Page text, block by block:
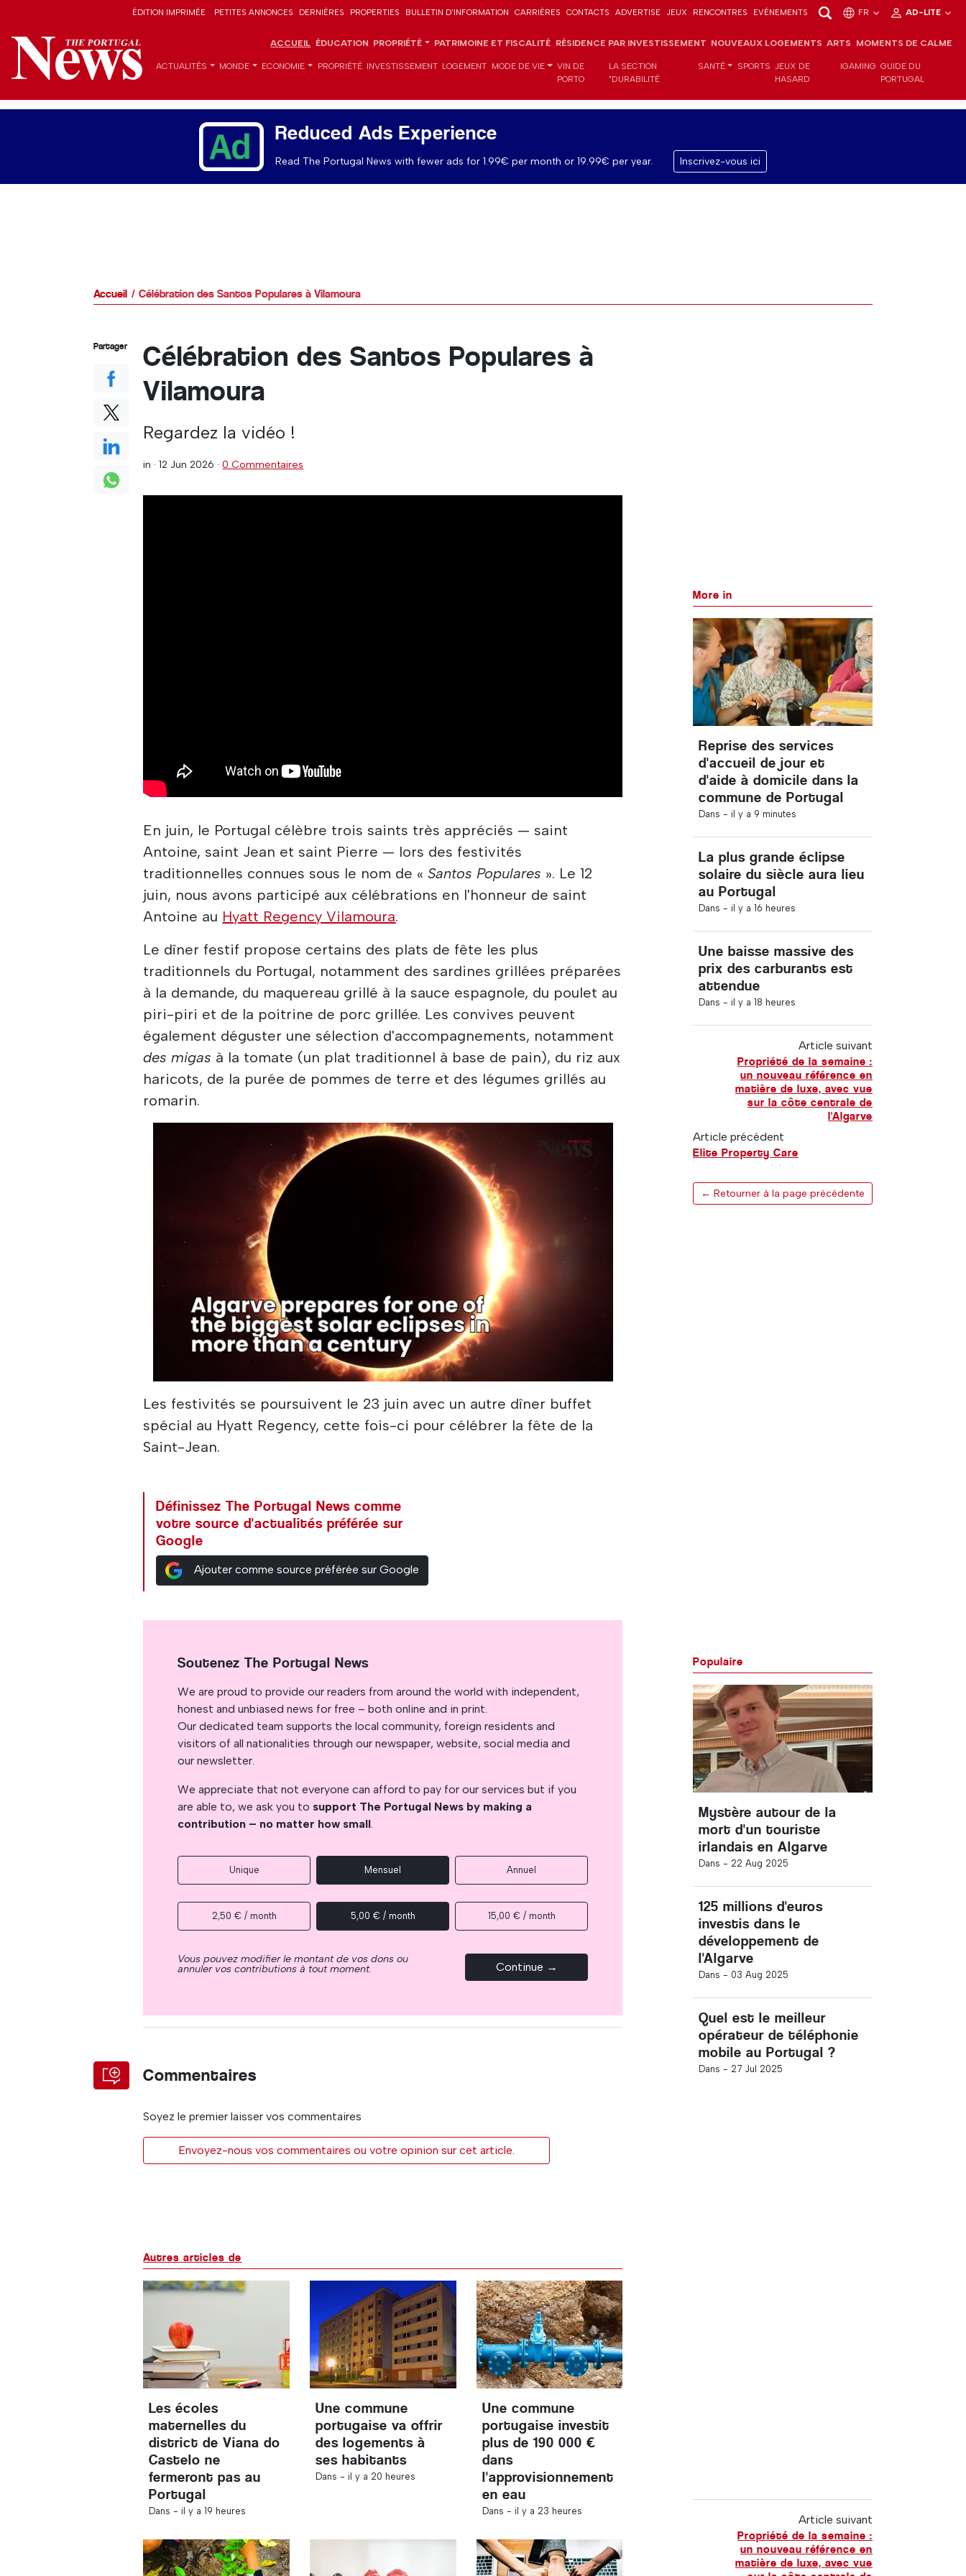
ÉDITION IMPRIMÉE PETITES ANNONCES DERNIÈRES PROPERTIES BULLETIN D'INFORMATION CARRIÈRES CONTACTS ADVERTISE JEUX RENCONTRES EVÉNEMENTS FR AD-LITE
ACCUEIL ÉDUCATION PROPRIÉTÉ PATRIMOINE ET FISCALITÉ RÉSIDENCE PAR INVESTISSEMENT NOUVEAUX LOGEMENTS ARTS MOMENTS DE CALME
ACTUALITÉS MONDE ECONOMIE PROPRIÉTÉ INVESTISSEMENT LOGEMENT MODE DE VIE
VIN DE
PORTO
LA SECTION
"DURABILITÉ
SANTÉ SPORTS JEUX DE
HASARD
IGAMING GUIDE DU
PORTUGAL
Reduced Ads Experience
Read The Portugal News with fewer ads for 1.99€ per month or 19.99€ per year. Inscrivez-vous ici
Accueil Célébration des Santos Populares à Vilamoura
Célébration des Santos Populares à
Vilamoura
Regardez la vidéo !
in ·12 Jun 2026 ·0 Commentaires
En juin, le Portugal célèbre trois saints très appréciés — saint
Antoine, saint Jean et saint Pierre — lors des festivités
traditionnelles connues sous le nom de «Santos Populares ». Le 12
juin, nous avons participé aux célébrations en l'honneur de saint
Antoine au Hyatt Regency Vilamoura.
Le dîner festif propose certains des plats de fête les plus
traditionnels du Portugal, notamment des sardines grillées préparées
à la demande, du maquereau grillé à la sauce espagnole, du poulet au
piri-piri et de la poitrine de porc grillée. Les convives peuvent
également déguster une sélection d'accompagnements, notamment
des migas à la tomate (un plat traditionnel à base de pain), du riz aux
haricots, de la purée de pommes de terre et des légumes grillés au
romarin.
Les festivités se poursuivent le 23 juin avec un autre dîner buffet
spécial au Hyatt Regency, cette fois-ci pour célébrer la fête de la
Saint-Jean.
Définissez The Portugal News comme
votre source d'actualités préférée sur
Google
Ajouter comme source préférée sur Google
Partager
More in
Reprise des services
d'accueil de jour et
d'aide à domicile dans la
commune de Portugal
Dans - il y a 9 minutes
La plus grande éclipse
solaire du siècle aura lieu
au Portugal
Dans - il y a 16 heures
Une baisse massive des
prix des carburants est
attendue
Dans - il y a 18 heures
Article suivant
Propriété de la semaine :
un nouveau référence en
matière de luxe, avec vue
sur la côte centrale de
l'Algarve
Article précédent
Elite Property Care
← Retourner à la page précédente
Soutenez The Portugal News
We are proud to provide our readers from around the world with independent,
honest and unbiased news for free – both online and in print.
Our dedicated team supports the local community, foreign residents and
visitors of all nationalities through our newspaper, website, social media and
our newsletter.
We appreciate that not everyone can afford to pay for our services but if you
are able to, we ask you to support The Portugal News by making a
contribution – no matter how small.
Unique Mensuel Annuel
2,50 € / month 5,00 € / month 15,00 € / month
Vous pouvez modifier le montant de vos dons ou
annuler vos contributions à tout moment. Continue →
Commentaires
Soyez le premier laisser vos commentaires
Envoyez-nous vos commentaires ou votre opinion sur cet article.
Populaire
Mystère autour de la
mort d'un touriste
irlandais en Algarve
Dans - 22 Aug 2025
125 millions d'euros
investis dans le
développement de
l'Algarve
Dans - 03 Aug 2025
Quel est le meilleur
opérateur de téléphonie
mobile au Portugal ?
Dans - 27 Jul 2025
Autres articles de
Les écoles
maternelles du
district de Viana do
Castelo ne
fermeront pas au
Portugal
Dans -il y a 19 heures
Une commune
portugaise va offrir
des logements à
ses habitants
Dans -il y a 20 heures
Une commune
portugaise investit
plus de 190 000 €
dans
l'approvisionnement
en eau
Dans - il y a 23 heures
Article suivant
Propriété de la semaine :
un nouveau référence en
matière de luxe, avec vue